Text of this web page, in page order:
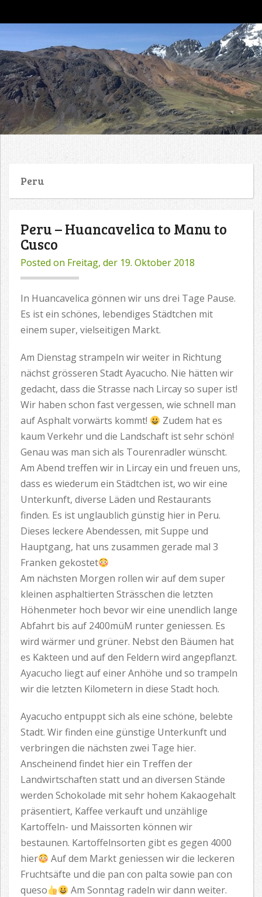
Peru
Peru – Huancavelica to Manu to
Cusco
Posted on Freitag, der 19. Oktober 2018
In Huancavelica gönnen wir uns drei Tage Pause.
Es ist ein schönes, lebendiges Städtchen mit
einem super, vielseitigen Markt.
Am Dienstag strampeln wir weiter in Richtung
nächst grösseren Stadt Ayacucho. Nie hätten wir
gedacht, dass die Strasse nach Lircay so super ist!
Wir haben schon fast vergessen, wie schnell man
auf Asphalt vorwärts kommt!
Zudem hat es
kaum Verkehr und die Landschaft ist sehr schön!
Genau was man sich als Tourenradler wünscht.
Am Abend treffen wir in Lircay ein und freuen uns,
dass es wiederum ein Städtchen ist, wo wir eine
Unterkunft, diverse Läden und Restaurants
finden. Es ist unglaublich günstig hier in Peru.
Dieses leckere Abendessen, mit Suppe und
Hauptgang, hat uns zusammen gerade mal 3
Franken gekostet
Am nächsten Morgen rollen wir auf dem super
kleinen asphaltierten Strässchen die letzten
Höhenmeter hoch bevor wir eine unendlich lange
Abfahrt bis auf 2400müM runter geniessen. Es
wird wärmer und grüner. Nebst den Bäumen hat
es Kakteen und auf den Feldern wird angepflanzt.
Ayacucho liegt auf einer Anhöhe und so trampeln
wir die letzten Kilometern in diese Stadt hoch.
Ayacucho entpuppt sich als eine schöne, belebte
Stadt. Wir finden eine günstige Unterkunft und
verbringen die nächsten zwei Tage hier.
Anscheinend findet hier ein Treffen der
Landwirtschaften statt und an diversen Stände
werden Schokolade mit sehr hohem Kakaogehalt
präsentiert, Kaffee verkauft und unzählige
Kartoffeln- und Maissorten können wir
bestaunen. Kartoffelnsorten gibt es gegen 4000
hier
Auf dem Markt geniessen wir die leckeren
Fruchtsäfte und die pan con palta sowie pan con
queso
Am Sonntag radeln wir dann weiter.